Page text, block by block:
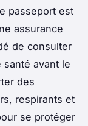
passeport est
assurance
de consulter
avant le
des
respirants et
se protéger